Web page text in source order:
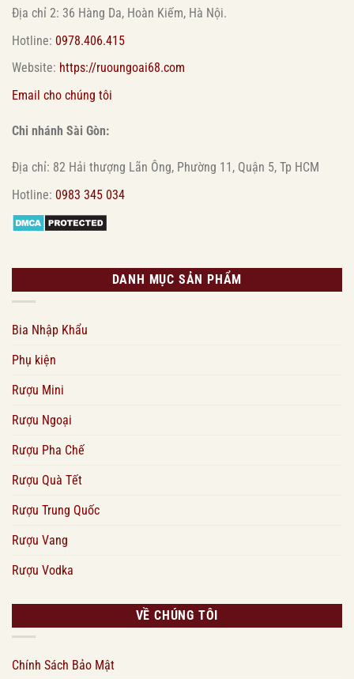
Địa chỉ 2: 36 Hàng Da, Hoàn Kiếm, Hà Nội.
Hotline: 0978.406.415
Website: https://ruoungoai68.com
Email cho chúng tôi
Chi nhánh Sài Gòn:
Địa chỉ: 82 Hải thượng Lãn Ông, Phường 11, Quận 5, Tp HCM
Hotline: 0983 345 034
DANH MỤC SẢN PHẨM
Bia Nhập Khẩu
Phụ kiện
Rượu Mini
Rượu Ngoại
Rượu Pha Chế
Rượu Quà Tết
Rượu Trung Quốc
Rượu Vang
Rượu Vodka
VỀ CHÚNG TÔI
Chính Sách Bảo Mật